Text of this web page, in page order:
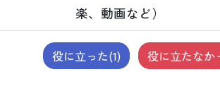
楽、動画など）
役に立った(1) 役に立たなか